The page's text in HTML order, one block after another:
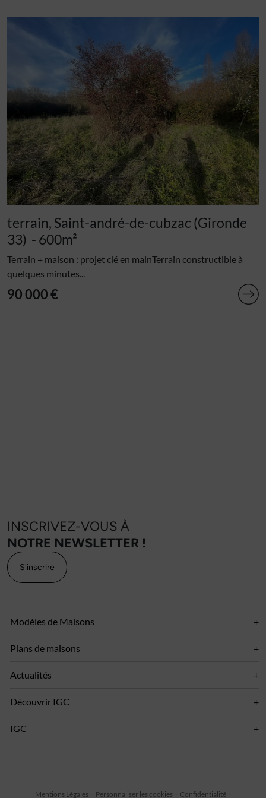
terrain, Saint-andré-de-cubzac (Gironde
33) - 600m²
Terrain + maison : projet clé en mainTerrain constructible à
quelques minutes...
90 000 €
INSCRIVEZ-VOUS À
NOTRE NEWSLETTER !
S'inscrire
Modèles de Maisons
Plans de maisons
Actualités
Découvrir IGC
IGC
Mentions Légales Personnaliser les cookies Confidentialité